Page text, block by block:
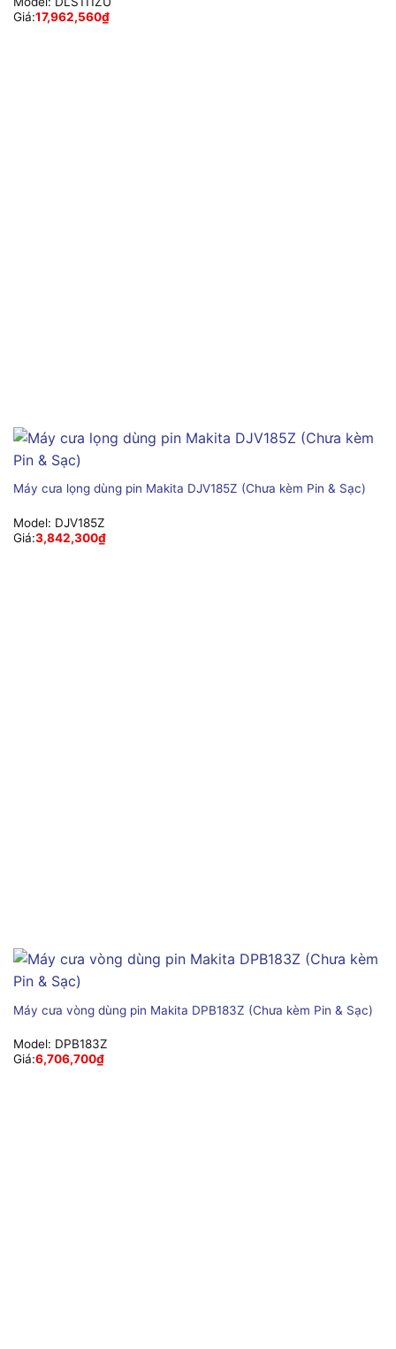
Giá:17,962,560₫
Máy cưa lọng dùng pin Makita DJV185Z (Chưa kèm Pin & Sạc)
Model: DJV185Z
Giá:3,842,300₫
Máy cưa vòng dùng pin Makita DPB183Z (Chưa kèm Pin & Sạc)
Model: DPB183Z
Giá:6,706,700₫